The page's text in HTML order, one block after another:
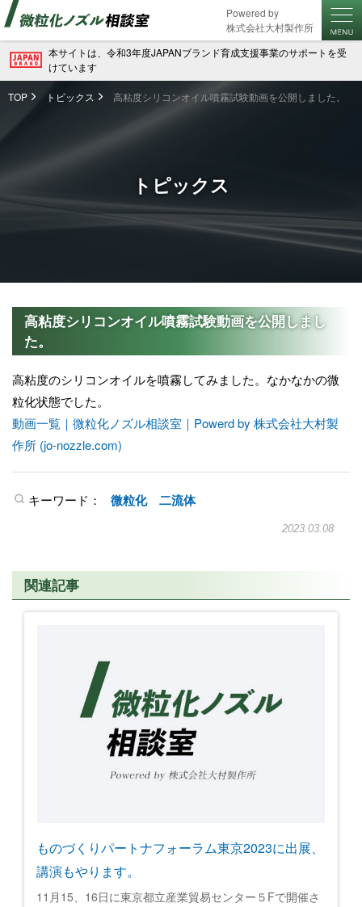
本サイトは、令和3年度JAPANブランド育成支援事業のサポートを受
けています
Powered by
株式会社大村製作所
TOP トピックス 高粘度シリコンオイル噴霧試験動画を公開しました。
トピックス
高粘度シリコンオイル噴霧試験動画を公開しまし
た。
高粘度のシリコンオイルを噴霧してみました。なかなかの微
粒化状態でした。
動画一覧｜微粒化ノズル相談室｜Powerd by 株式会社大村製
作所 (jo-nozzle.com)
キーワード： 微粒化 二流体
2023.03.08
関連記事
ものづくりパートナフォーラム東京2023に出展、
講演もやります。
11月15、16日に東京都立産業貿易センター５Fで開催さ